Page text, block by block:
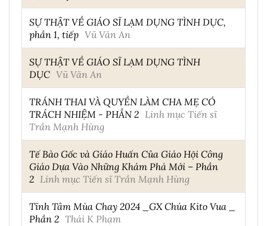
SỰ THẬT VỀ GIÁO SĨ LẠM DỤNG TÌNH DỤC,
phần 1, tiếp Vũ Văn An
SỰ THẬT VỀ GIÁO SĨ LẠM DỤNG TÌNH
DỤC Vũ Văn An
TRÁNH THAI VÀ QUYỀN LÀM CHA MẸ CÓ
TRÁCH NHIỆM - PHẦN 2 Linh mục Tiến sĩ
Trần Mạnh Hùng
Tế Bào Gốc và Giáo Huấn Của Giáo Hội Công
Giáo Dựa Vào Những Khám Phá Mới – Phần
2 Linh mục Tiến sĩ Trần Mạnh Hùng
Tĩnh Tâm Mùa Chay 2024 _GX Chúa Kito Vua _
Phần 2 Thái K Phạm